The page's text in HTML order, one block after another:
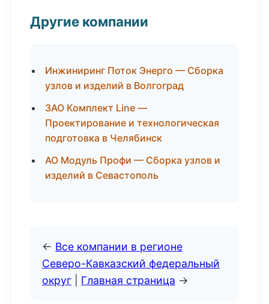
Другие компании
Инжиниринг Поток Энерго — Сборка
узлов и изделий в Волгоград
ЗАО Комплект Line —
Проектирование и технологическая
подготовка в Челябинск
АО Модуль Профи — Сборка узлов и
изделий в Севастополь
← Все компании в регионе
Северо-Кавказский федеральный
округ
Главная страница →